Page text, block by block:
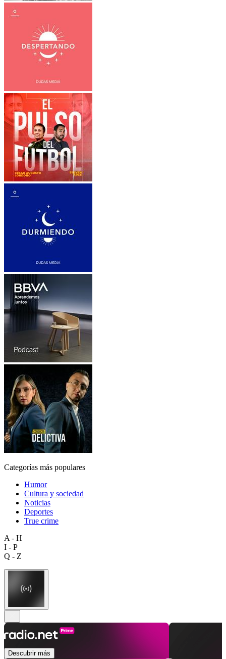
Categorías más populares
Humor
Cultura y sociedad
Noticias
Deportes
True crime
A - H
I - P
Q - Z
Descubrir más